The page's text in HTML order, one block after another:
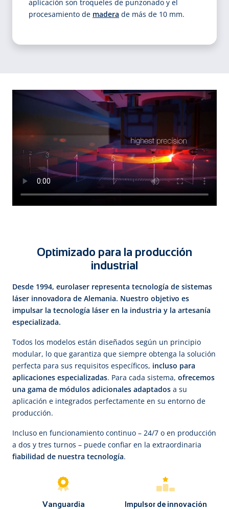
aplicación son troqueles de punzonado y el
procesamiento de madera de más de 10 mm.
Optimizado para la producción
industrial
Desde 1994, eurolaser representa tecnología de sistemas
láser innovadora de Alemania. Nuestro objetivo es
impulsar la tecnología láser en la industria y la artesanía
especializada.
Todos los modelos están diseñados según un principio
modular, lo que garantiza que siempre obtenga la solución
perfecta para sus requisitos específicos, incluso para
aplicaciones especializadas. Para cada sistema, ofrecemos
una gama de módulos adicionales adaptados a su
aplicación e integrados perfectamente en su entorno de
producción.
Incluso en funcionamiento continuo – 24/7 o en producción
a dos y tres turnos – puede confiar en la extraordinaria
fiabilidad de nuestra tecnología.
Vanguardia
Impulsor de innovación